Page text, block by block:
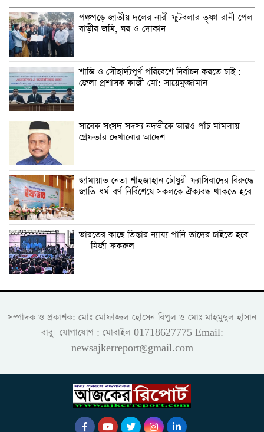
পঞ্চগড়ে জাতীয় দলের নারী ফুটবলার তৃষ্ণা রানী পেল
বাড়ীর জমি, ঘর ও দোকান
শান্তি ও সৌহার্দ্যপূর্ণ পরিবেশে নির্বাচন করতে চাই :
জেলা প্রশাসক কাজী মো: সায়েমুজ্জামান
সাবেক সংসদ সদস্য নদভীকে আরও পাঁচ মামলায়
গ্রেফতার দেখানোর আদেশ
জামায়াত নেতা শাহজাহান চৌধুরী ফ্যাসিবাদের বিরুদ্ধে
জাতি-ধর্ম-বর্ণ নির্বিশেষে সকলকে ঐক্যবদ্ধ থাকতে হবে
ভারতের কাছে তিস্তার ন্যায্য পানি তাদের চাইতে হবে
——মির্জা ফকরুল
সম্পাদক ও প্রকাশক: মোঃ মোফাজ্জল হোসেন বিপুল ও মোঃ মাহমুদুল হাসান
বাবু। যোগাযোগ : মোবাইল 01718627775 Email:
newsajkerreport@gmail.com